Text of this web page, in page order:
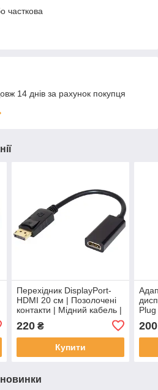
часткова
14 днів за рахунок покупця
Перехідник DisplayPort-
HDMI 20 см | Позолочені
контакти | Мідний кабель |
220₴
Купити
200
новинки